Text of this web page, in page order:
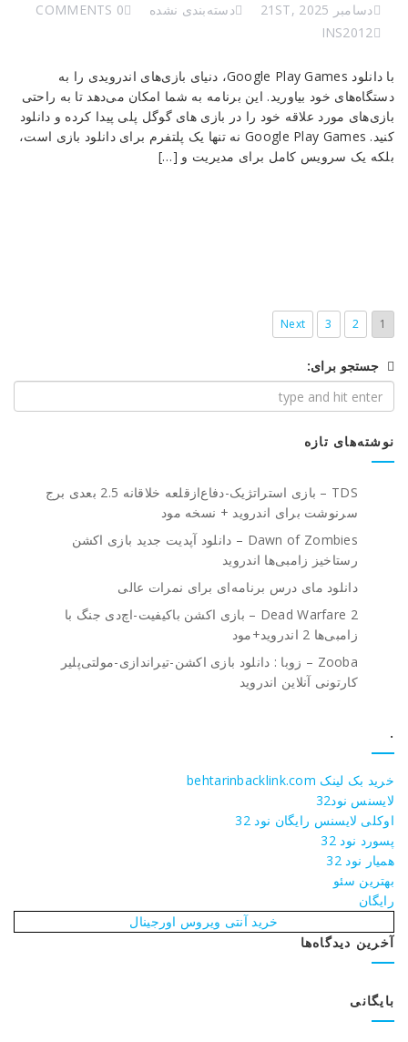
دسامبر 21ST, 2025 دسته‌بندی نشده
0 COMMENTS
INS2012
با دانلود Google Play Games، دنیای بازی‌های اندرویدی را به
دستگاه‌های خود بیاورید. این برنامه به شما امکان می‌دهد تا به راحتی
بازی‌های مورد علاقه خود را در بازی های گوگل پلی پیدا کرده و دانلود
کنید. Google Play Games نه تنها یک پلتفرم برای دانلود بازی است،
بلکه یک سرویس کامل برای مدیریت و […]
1
2
3
Next
جستجو برای:
نوشته‌های تازه
TDS – بازی استراتژیک-دفاع‌از‌قلعه خلاقانه 2.5 بعدی برج
سرنوشت برای اندروید + نسخه مود
Dawn of Zombies – دانلود آپدیت جدید بازی اکشن
رستاخیز زامبی‌ها اندروید
دانلود مای درس برنامه‌ای برای نمرات عالی
Dead Warfare 2 – بازی اکشن باکیفیت-اچ‌دی جنگ با
زامبی‌ها 2 اندروید+مود
Zooba – زوبا : دانلود بازی اکشن-تیراندازی-مولتی‌پلیر
کارتونی آنلاین اندروید
.
خرید بک لینک behtarinbacklink.com
لایسنس نود32
اوکلی لایسنس رایگان نود 32
پسورد نود 32
همیار نود 32
بهترین سئو
رایگان
خرید آنتی ویروس اورجینال
آخرین دیدگاه‌ها
بایگانی